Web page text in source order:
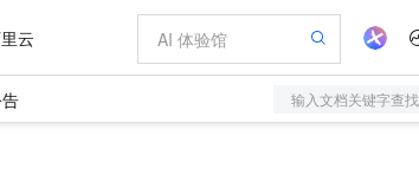
云
输入文档关键字查找
AI 场景体验
配置报价器
基础软件
产品伙伴合作计划
阿里云认证
市场活动